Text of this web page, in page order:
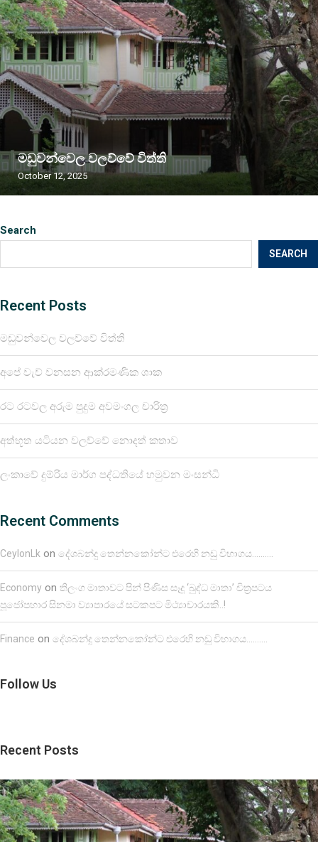
Search
SEARCH
Recent Posts
මඩුවන්වෙල වලව්වේ විත්ති
අපේ වැව් වනසන ආක්රමණික ශාක
රට රටවල අරුම පුදුම අවමංගල චාරිත්‍ර
අත්භූත යටියන වලව්වේ නොදත් කතාව
ලංකාවේ දුම්රිය මාර්ග පද්ධතියේ හමුවන මංසන්ධි
Recent Comments
CeylonLk on දේශබන්දු තෙන්නකෝන්ට එරෙහි නඩු විභාගය……….
Economy on තිලංග මාතාවට පින් පිණිස සෑදූ ‘බුද්ධ මාතා’ චිත්‍රපටය
පූජෝපහාර සිනමා ව්‍යාපාරයේ සටකපට මිථ්‍යාචාරයකි..!
Finance on දේශබන්දු තෙන්නකෝන්ට එරෙහි නඩු විභාගය……….
Follow Us
Recent Posts
මඩුවන්වෙල වලව්වේ විත්ති
October 12, 2025